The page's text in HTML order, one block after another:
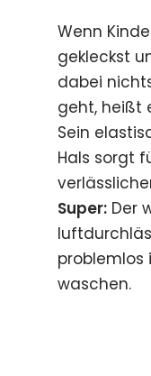
Wenn
gekleckst
dabei
geht, heißt
Sein
Hals sorgt
Super: Der
problemlos
waschen.